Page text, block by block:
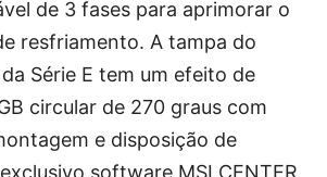
de 3 fases para aprimorar o
resfriamento. A tampa do
Série E tem um efeito de
circular de 270 graus com
e disposição de